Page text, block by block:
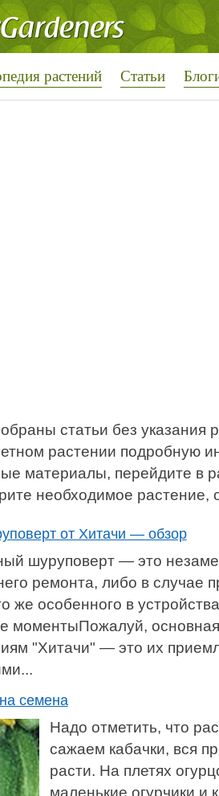
растений Статьи
статьи без указания
растении подробную
материалы, перейдите в
необходимое растение,
от Хитачи — обзор
шуруповерт — это
ремонта, либо в случае
же особенного в
моментыПожалуй,
"Хитачи" — это их
семена
Надо отметить, что
сажаем кабачки, вся
расти. На плетях
маленькие огурчики и